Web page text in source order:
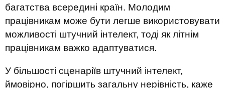
багатства всередині країн. Молодим
працівникам може бути легше використовувати
можливості штучний інтелект, тоді як літнім
працівникам важко адаптуватися.
У більшості сценаріїв штучний інтелект,
ймовірно, погіршить загальну нерівність, каже